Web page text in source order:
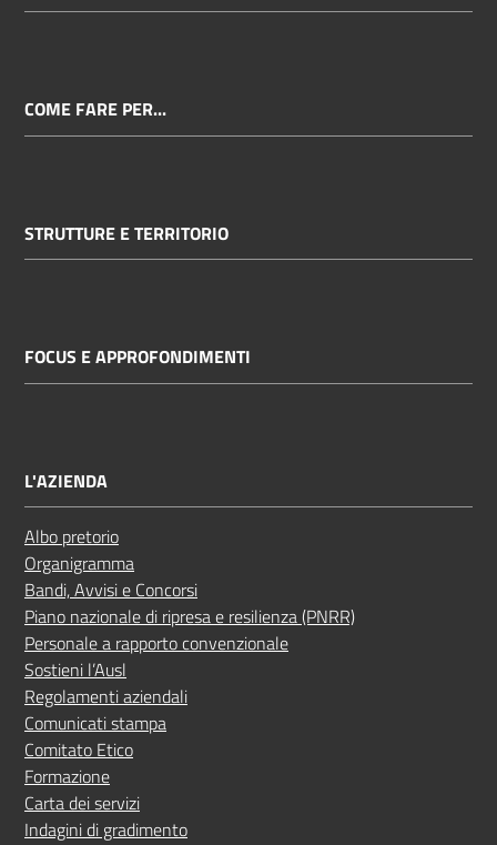
COME FARE PER...
STRUTTURE E TERRITORIO
FOCUS E APPROFONDIMENTI
L'AZIENDA
Albo pretorio
Organigramma
Bandi, Avvisi e Concorsi
Piano nazionale di ripresa e resilienza (PNRR)
Personale a rapporto convenzionale
Sostieni l’Ausl
Regolamenti aziendali
Comunicati stampa
Comitato Etico
Formazione
Carta dei servizi
Indagini di gradimento